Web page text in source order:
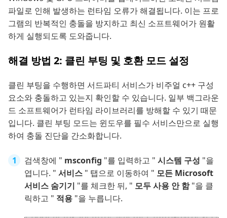
파일로 인해 발생하는 런타임 오류가 해결됩니다. 이는 프로
그램의 반복적인 충돌을 방지하고 최신 소프트웨어가 원활
하게 실행되도록 도와줍니다.
해결 방법 2: 클린 부팅 및 호환 모드 설정
클린 부팅을 수행하면 서드파티 서비스가 비주얼 c++ 구성
요소와 충돌하고 있는지 확인할 수 있습니다. 일부 백그라운
드 소프트웨어가 런타임 라이브러리를 방해할 수 있기 때문
입니다. 클린 부팅 모드는 윈도우를 필수 서비스만으로 실행
하여 충돌 진단을 간소화합니다.
검색창에 " msconfig "를 입력하고 " 시스템 구성 "을
엽니다. " 서비스 " 탭으로 이동하여 " 모든 Microsoft
서비스 숨기기 "를 체크한 뒤, " 모두 사용 안 함"을 클
릭하고 " 적용 "을 누릅니다.